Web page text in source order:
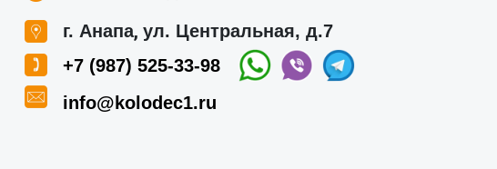
г. Анапа, ул. Центральная, д.7
+7 (987) 525-33-98
info@kolodec1.ru